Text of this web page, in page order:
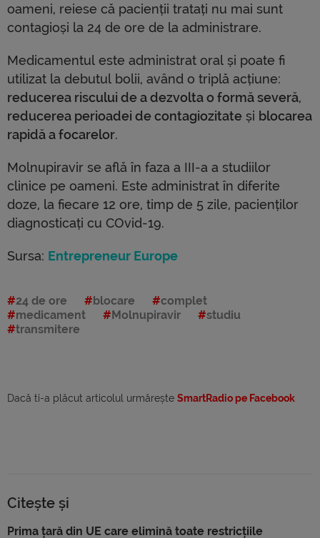
oameni, reiese că pacienții tratați nu mai sunt
contagioși la 24 de ore de la administrare.
Medicamentul este administrat oral și poate fi
utilizat la debutul bolii, având o triplă acțiune:
reducerea riscului de a dezvolta o formă severă,
reducerea perioadei de contagiozitate și blocarea
rapidă a focarelor.
Molnupiravir se află în faza a III-a a studiilor
clinice pe oameni. Este administrat în diferite
doze, la fiecare 12 ore, timp de 5 zile, pacienților
diagnosticați cu COvid-19.
Sursa: Entrepreneur Europe
24 de ore blocare
complet
medicament
Molnupiravir
studiu
transmitere
Dacă ti-a plăcut articolul urmărește SmartRadio pe Facebook
Citește și
Prima țară din UE care elimină toate restricțiile